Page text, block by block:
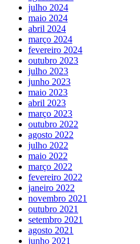
julho 2024
maio 2024
abril 2024
março 2024
fevereiro 2024
outubro 2023
julho 2023
junho 2023
maio 2023
abril 2023
março 2023
outubro 2022
agosto 2022
julho 2022
maio 2022
março 2022
fevereiro 2022
janeiro 2022
novembro 2021
outubro 2021
setembro 2021
agosto 2021
junho 2021